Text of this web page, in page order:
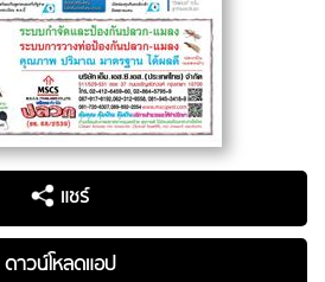
แชร์
ดาวน์โหลดแอป